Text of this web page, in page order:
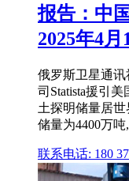
报告：中
2025年4月
俄罗斯卫星通
司Statista援引
土探明储量居
储量为4400万吨
联系电话: 180